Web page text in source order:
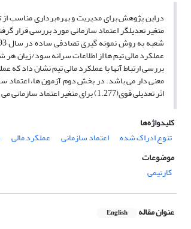
دراین پژوهش برای مدیریت و بهره‌برداری مناسب
عملکرد مالی تیم ها از اطلاعات سرانه سود/زیان
معنی دار می باشد. در بخش دوم آزمون ها، اعتماد
اثر تعدیلی قوی(1.277) برای متغیر اعتماد سازمانی می باشد.
کلیدواژه‌ها
تنوع ادراک شده
اعتماد سازمانی عملکرد مالی
موضوعات
کارتیمی
عنوان مقاله English